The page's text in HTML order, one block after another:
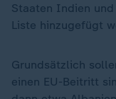
Staaten Indien
Liste hinzugefügt
Grundsätzlich
einen EU-Beitritt